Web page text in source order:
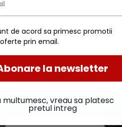
RECOMANDARI
de acord sa primesc promotii
prin email.
la newsletter
multumesc, vreau sa platesc
pretul intreg